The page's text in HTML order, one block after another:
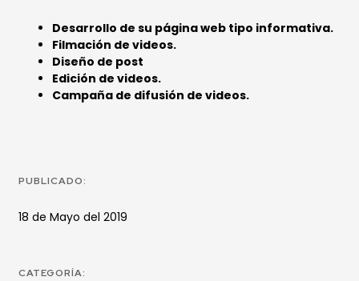
Desarrollo de su página web tipo informativa.
Filmación de videos.
Diseño de post
Edición de videos.
Campaña de difusión de videos.
PUBLICADO:
18 de Mayo del 2019
CATEGORÍA: